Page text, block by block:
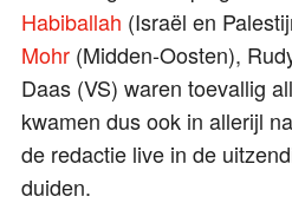
Habiballah (Israël en
Mohr (Midden-Oosten),
Daas (VS) waren toevallig
kwamen dus ook in allerijl
de redactie live in de
duiden.